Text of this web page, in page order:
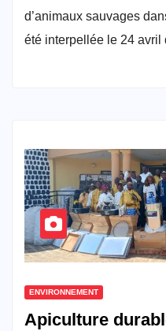
d’animaux sauvages
été interpellée le 24
ENVIRONNEMENT
Apiculture